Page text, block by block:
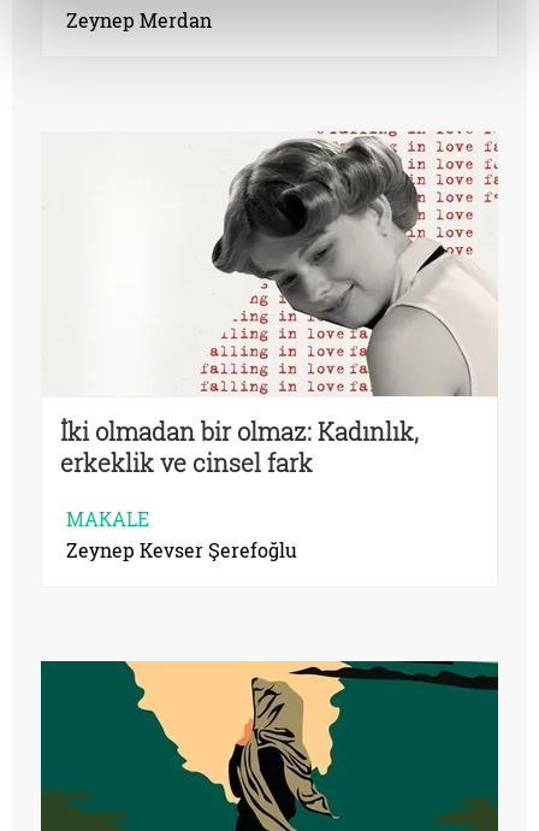
Zeynep Merdan
İki olmadan bir olmaz: Kadınlık,
erkeklik ve cinsel fark
MAKALE
Zeynep Kevser Şerefoğlu